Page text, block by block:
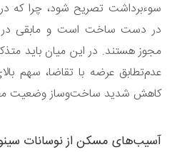
در دست ساخت است و مابقی
مجوز هستند. در این میان باید
عدم‌تطابق عرضه با تقاضا، سهم
کاهش شدید ساخت‌وساز وضعیت
آسیب‌های مسکن از نوسانات